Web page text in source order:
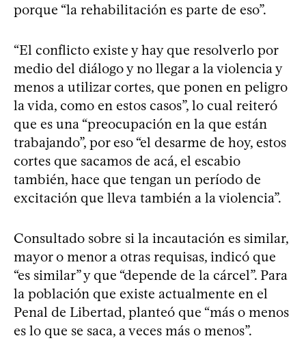
porque “la rehabilitación es parte de eso”.
“El conflicto existe y hay que resolverlo por
medio del diálogo y no llegar a la violencia y
menos a utilizar cortes, que ponen en peligro
la vida, como en estos casos”, lo cual reiteró
que es una “preocupación en la que están
trabajando”, por eso “el desarme de hoy, estos
cortes que sacamos de acá, el escabio
también, hace que tengan un período de
excitación que lleva también a la violencia”.
Consultado sobre si la incautación es similar,
mayor o menor a otras requisas, indicó que
“es similar” y que “depende de la cárcel”. Para
la población que existe actualmente en el
Penal de Libertad, planteó que “más o menos
es lo que se saca, a veces más o menos”.